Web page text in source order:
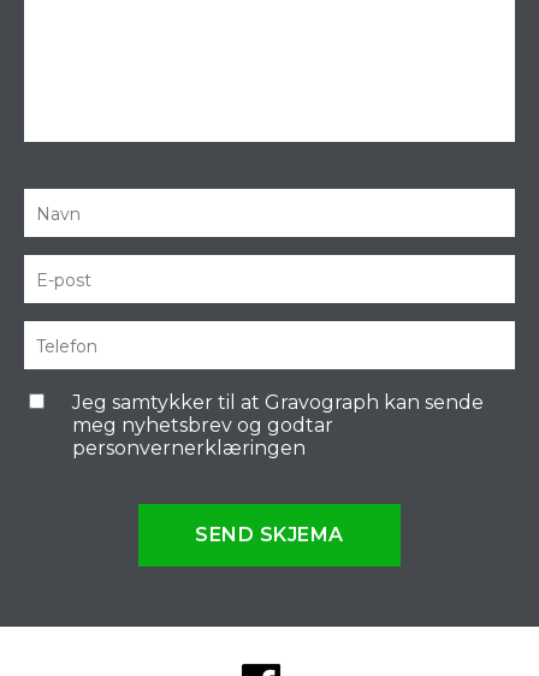
Jeg samtykker til at Gravograph kan sende
meg nyhetsbrev og godtar
personvernerklæringen
SEND SKJEMA